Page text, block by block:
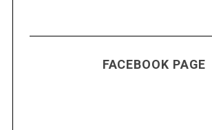
FACEBOOK PAGE